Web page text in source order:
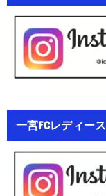
一宮FCレディース